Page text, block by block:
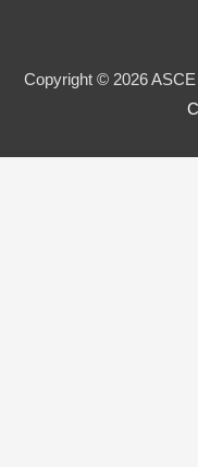
Copyright © 2026 ASCE